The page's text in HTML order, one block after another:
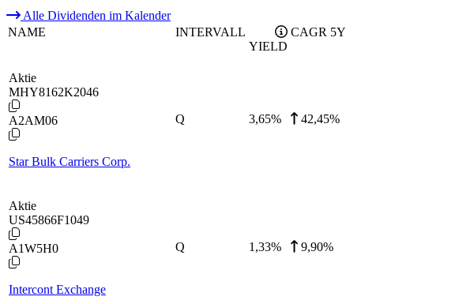
Alle Dividenden im Kalender
NAME
INTERVALL
YIELD
CAGR 5Y
Aktie
MHY8162K2046
A2AM06
Star Bulk Carriers Corp.
Q 3,65% 42,45%
Aktie
US45866F1049
A1W5H0
Intercont Exchange
Q 1,33% 9,90%